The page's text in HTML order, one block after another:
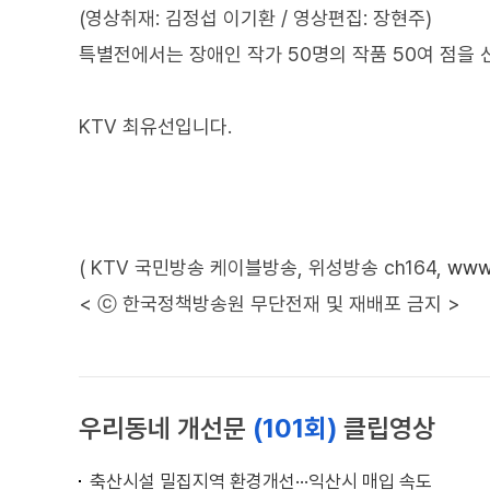
(영상취재: 김정섭 이기환 / 영상편집: 장현주)
특별전에서는 장애인 작가 50명의 작품 50여 점을
KTV 최유선입니다.
( KTV 국민방송 케이블방송, 위성방송 ch164,
< ⓒ 한국정책방송원 무단전재 및 재배포 금지 >
우리동네 개선문 (101회) 클립영상
축산시설 밀집지역 환경개선···익산시 매입 속도